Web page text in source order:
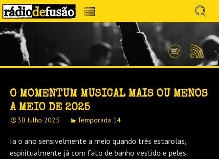
Avançar
para
conteúdo
Menu
Search
for:
RÁDIO DEFUSÃO
MÚSICA SEM PRECONCEITOS. CONVERSA
SEM PRETENSÕES.
Spotify Feed
RSS
O MOMENTUM MUSICAL MAIS OU MENOS
A MEIO DE 2025
30 Julho 2025 Temporada 14
Ia o ano sensivelmente a meio quando três estarolas,
espiritualmente já com fato de banho vestido e peles